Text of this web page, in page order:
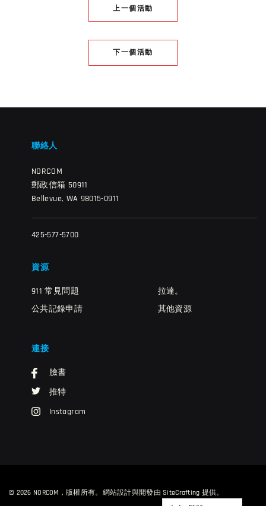
上一個活動
下一個活動
聯絡人
NORCOM
郵政信箱 50911
Bellevue, WA 98015-0911
425-577-5700
資源
911 常見問題
公共記錄申請
拉達。
其他資源
連接
臉書
推特
Instagram
© 2026 NORCOM，版權所有。 網站設計與開發由 SiteCrafting 提供。